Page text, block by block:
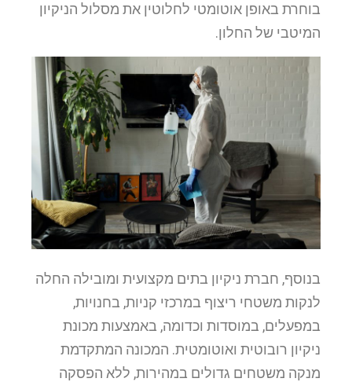
בוחרת באופן אוטומטי לחלוטין את מסלול הניקיון
המיטבי של החלון.
בנוסף, חברת ניקיון בתים מקצועית ומובילה החלה
לנקות משטחי ריצוף במרכזי קניות, בחנויות,
במפעלים, במוסדות וכדומה, באמצעות מכונת
ניקיון רובוטית ואוטומטית. המכונה המתקדמת
מנקה משטחים גדולים במהירות, ללא הפסקה